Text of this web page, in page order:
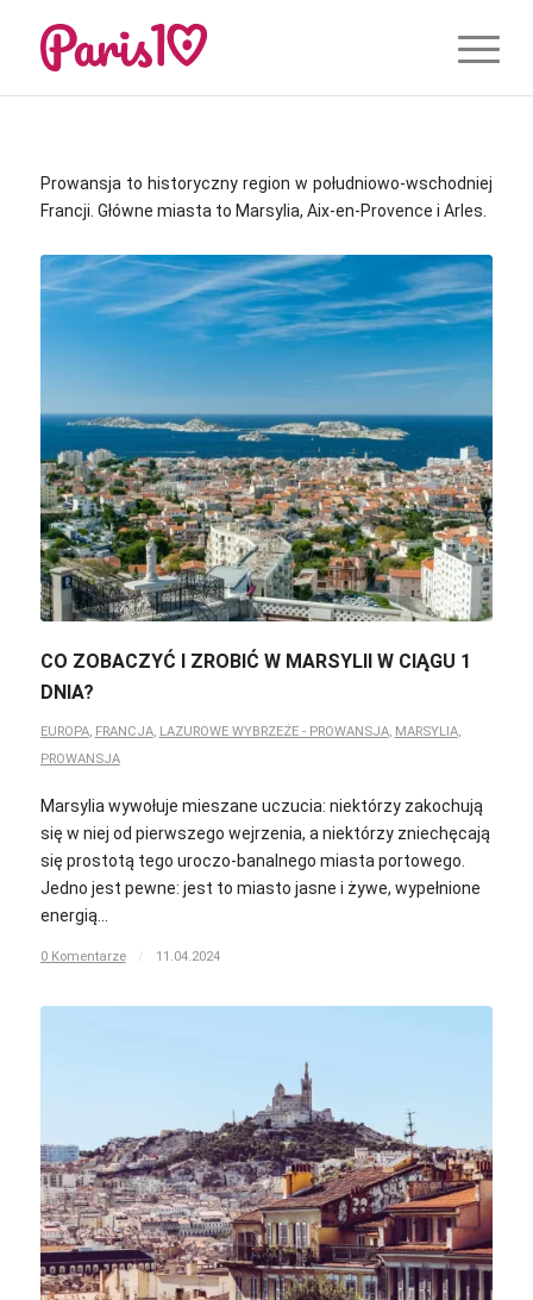
Prowansja to historyczny region w południowo-wschodniej
Francji. Główne miasta to Marsylia, Aix-en-Provence i Arles.
CO ZOBACZYĆ I ZROBIĆ W MARSYLII W CIĄGU 1
DNIA?
EUROPA, FRANCJA, LAZUROWE WYBRZEŻE - PROWANSJA, MARSYLIA,
PROWANSJA
Marsylia wywołuje mieszane uczucia: niektórzy zakochują
się w niej od pierwszego wejrzenia, a niektórzy zniechęcają
się prostotą tego uroczo-banalnego miasta portowego.
Jedno jest pewne: jest to miasto jasne i żywe, wypełnione
energią…
0 Komentarze / 11.04.2024